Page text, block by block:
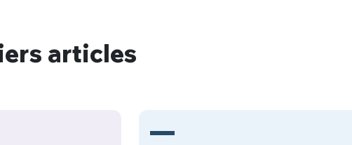
articles
vous proposer ?
sélection